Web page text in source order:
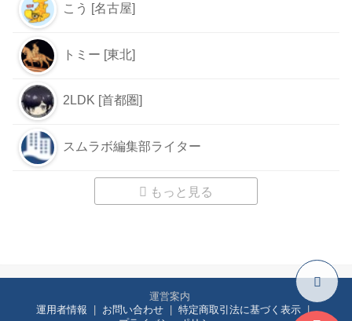
こう [名古屋]
トミー [東北]
2LDK [首都圏]
スムラボ編集部ライター
もっと見る
運営案内
運用者情報
お問い合わせ
特定商取引法に基づく表示